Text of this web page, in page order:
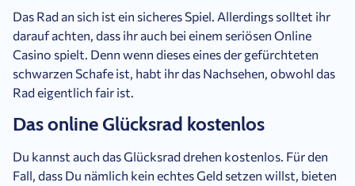
Das Rad an sich ist ein sicheres Spiel. Allerdings solltet ihr
darauf achten, dass ihr auch bei einem seriösen Online
Casino spielt. Denn wenn dieses eines der gefürchteten
schwarzen Schafe ist, habt ihr das Nachsehen, obwohl das
Rad eigentlich fair ist.
Das online Glücksrad kostenlos
Du kannst auch das Glücksrad drehen kostenlos. Für den
Fall, dass Du nämlich kein echtes Geld setzen willst, bieten